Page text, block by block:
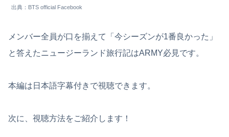
出典：BTS official Facebook
メンバー全員が口を揃えて「今シーズンが1番良かった」
と答えたニュージーランド旅行記はARMY必見です。
本編は日本語字幕付きで視聴できます。
次に、視聴方法をご紹介します！